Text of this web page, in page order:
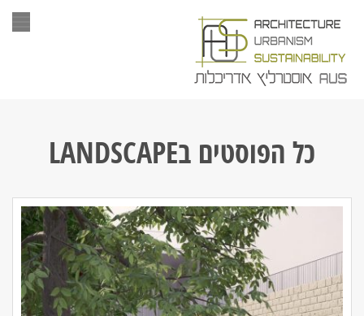
כל הפוסטים בLANDSCAPE